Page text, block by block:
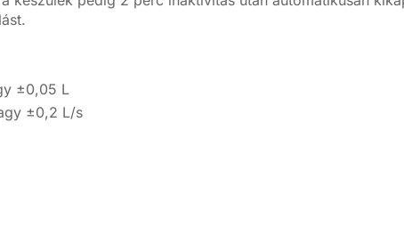
±0,05 L
±0,2 L/s